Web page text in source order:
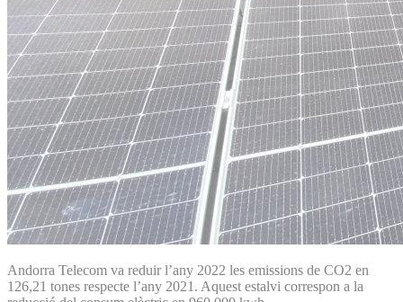
Andorra Telecom va reduir l’any 2022 les emissions de CO2 en
126,21 tones respecte l’any 2021. Aquest estalvi correspon a la